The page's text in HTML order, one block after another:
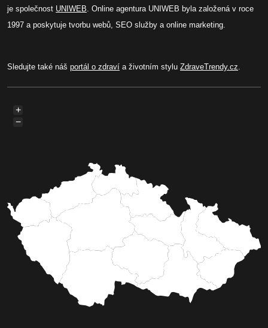
je společnost UNIWEB . Online agentura UNIWEB byla založená v roce
1997 a poskytuje tvorbu webů, SEO služby a online marketing.
Sledujte také náš portál o zdraví a životním stylu ZdraveTrendy.cz
+
−